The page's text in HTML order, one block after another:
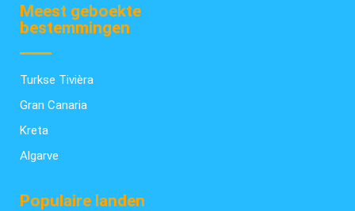
Meest geboekte
bestemmingen
Turkse Tivièra
Gran Canaria
Kreta
Algarve
Populaire landen